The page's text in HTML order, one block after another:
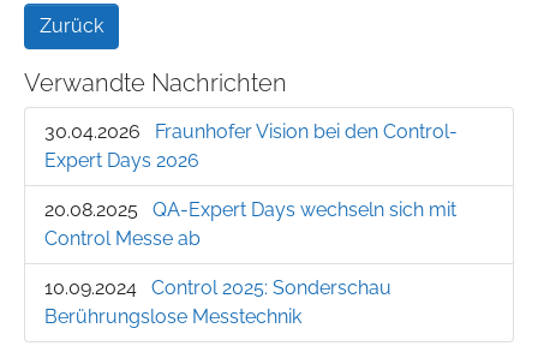
Zurück
Verwandte Nachrichten
30.04.2026
Fraunhofer Vision bei den Control-
Expert Days 2026
20.08.2025
QA-Expert Days wechseln sich mit
Control Messe ab
10.09.2024
Control 2025: Sonderschau
Berührungslose Messtechnik